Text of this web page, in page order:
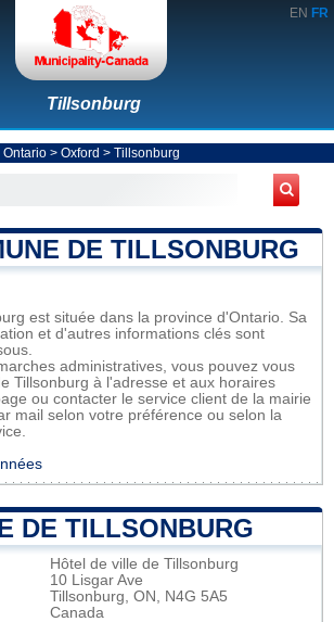
EN FR
Tillsonburg
Ontario> Oxford > Tillsonburg
DE TILLSONBURG
est située dans la province d'Ontario. Sa
et d'autres informations clés sont
administratives, vous pouvez vous
Tillsonburg à l'adresse et aux horaires
ou contacter le service client de la mairie
mail selon votre préférence ou selon la
DE TILLSONBURG
Hôtel de ville de Tillsonburg
10 Lisgar Ave
Tillsonburg, ON, N4G 5A5
Canada